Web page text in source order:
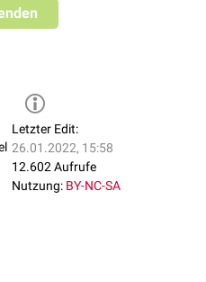
Letzter Edit:
26.01.2022, 15:58
12.602 Aufrufe
Nutzung: BY-NC-SA